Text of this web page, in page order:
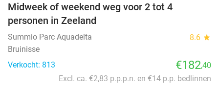
Midweek of weekend weg voor 2 tot 4
personen in Zeeland
Summio Parc Aquadelta 8.6 star
Bruinisse
Verkocht: 813
€182,40
Excl. ca. €2,83 p.p.p.n. en €14 p.p. bedlinnen